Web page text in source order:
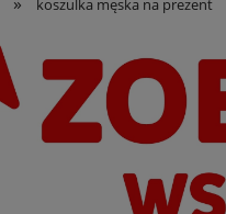
koszulka męska na prezent